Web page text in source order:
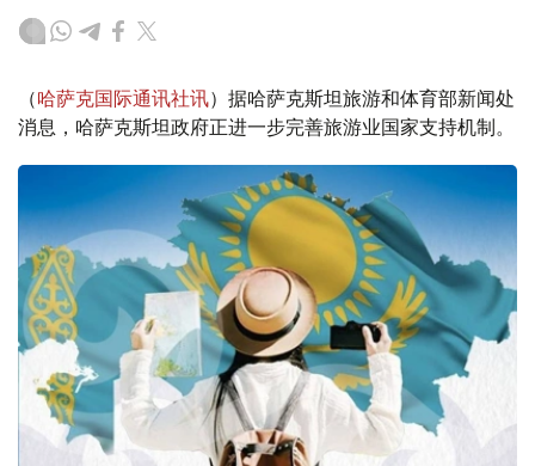
（哈萨克国际通讯社讯）据哈萨克斯坦旅游和体育部新闻处
消息，哈萨克斯坦政府正进一步完善旅游业国家支持机制。